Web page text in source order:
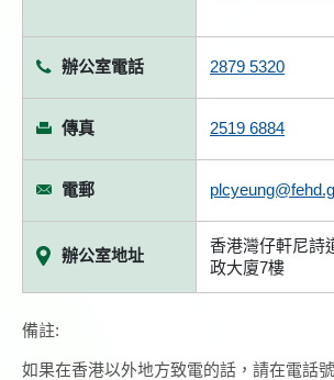
辦公室電話 2879 5320
傳真 2519 6884
電郵
辦公室地址
香港灣仔軒尼詩
政大廈7樓
備註:
如果在香港以外地方致電的話，請在電話